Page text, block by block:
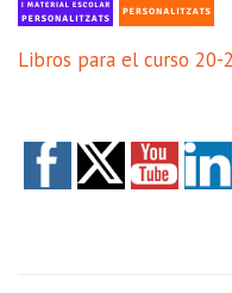
Libros para el curso 20-